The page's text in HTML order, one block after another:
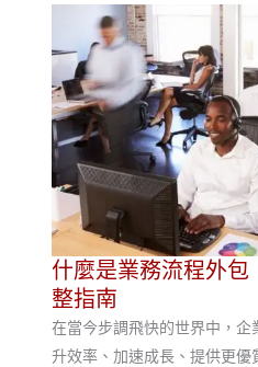
什麼是業務流程外包
整指南
在當今步調飛快的世界中，企
升效率、加速成長、提供更優